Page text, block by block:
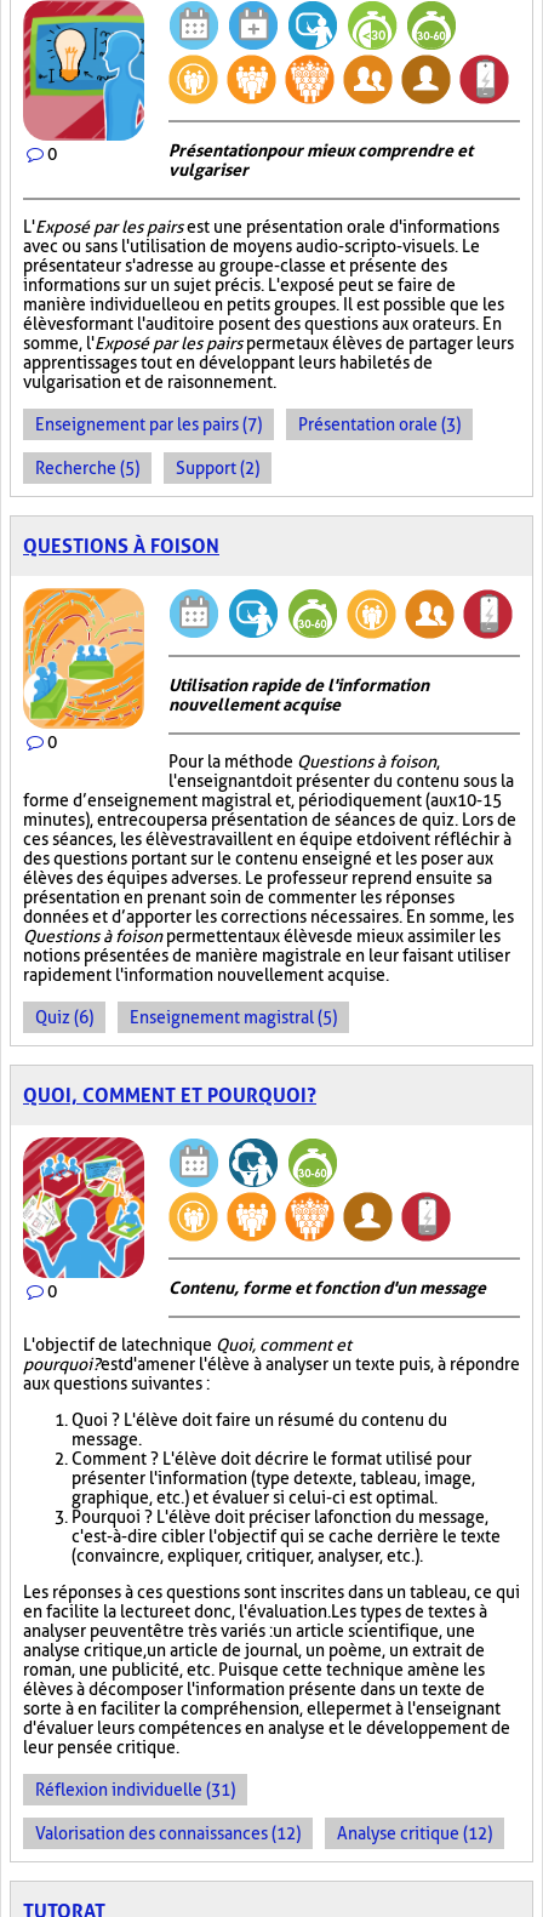
0
Présentation pour mieux comprendre et
vulgariser
L'Exposé par les pairsest une présentation orale d'informations
avec ou sans l'utilisation de moyens audio-scripto-visuels. Le
présentateur s'adresse au groupe-classe et présente des
informations sur un sujet précis. L'exposé peut se faire de
manière individuelle ou en petits groupes. Il est possible que les
élèves formant l'auditoire posent des questions aux orateurs. En
somme, l'Exposé par les pairspermet aux élèves de partager leurs
apprentissages tout en développant leurs habiletés de
vulgarisation et de raisonnement.
Enseignement par les pairs (7) Présentation orale (3)
Recherche (5) Support (2)
QUESTIONS À FOISON
0
Utilisation rapide de l'information
nouvellement acquise
Pour la méthode Questions à foison,
l'enseignant doit présenter du contenu sous la
forme d’enseignement magistral et, périodiquement (aux 10-15
minutes), entrecouper sa présentation de séances de quiz. Lors de
ces séances, les élèves travaillent en équipe et doivent réfléchir à
des questions portant sur le contenu enseigné et les poser aux
élèves des équipes adverses. Le professeur reprend ensuite sa
présentation en prenant soin de commenter les réponses
données et d’apporter les corrections nécessaires. En somme, les
Questions à foisonpermettent aux élèves de mieux assimiler les
notions présentées de manière magistrale en leur faisant utiliser
rapidement l'information nouvellement acquise.
Quiz (6) Enseignement magistral (5)
QUOI, COMMENT ET POURQUOI?
0 Contenu, forme et fonction d'un message
L'objectif de la technique Quoi, comment et
pourquoi?est d'amener l'élève à analyser un texte puis, à répondre
aux questions suivantes :
Quoi ? L'élève doit faire un résumé du contenu du
message.
Comment ? L'élève doit décrire le format utilisé pour
présenter l'information (type de texte, tableau, image,
graphique, etc.) et évaluer si celui-ci est optimal.
Pourquoi ? L'élève doit préciser la fonction du message,
c'est-à-dire cibler l'objectif qui se cache derrière le texte
(convaincre, expliquer, critiquer, analyser, etc.).
Les réponses à ces questions sont inscrites dans un tableau, ce qui
en facilite la lecture et donc, l'évaluation. Les types de textes à
analyser peuvent être très variés : un article scientifique, une
analyse critique, un article de journal, un poème, un extrait de
roman, une publicité, etc. Puisque cette technique amène les
élèves à décomposer l'information présente dans un texte de
sorte à en faciliter la compréhension, elle permet à l'enseignant
d'évaluer leurs compétences en analyse et le développement de
leur pensée critique.
Réflexion individuelle (31)
Valorisation des connaissances (12) Analyse critique (12)
TUTORAT